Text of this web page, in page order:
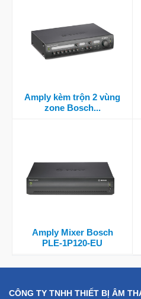
Amply kèm trộn 2 vùng
zone Bosch...
Amply Mixer Bosch
PLE-1P120-EU
CÔNG TY TNHH THIẾT BỊ ÂM